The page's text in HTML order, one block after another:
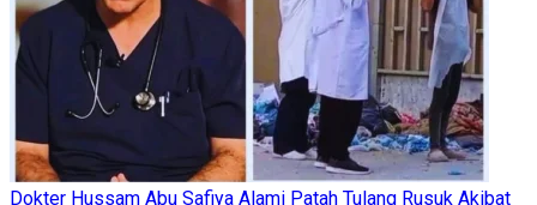
Dokter Hussam Abu Safiya Alami Patah Tulang Rusuk Akibat